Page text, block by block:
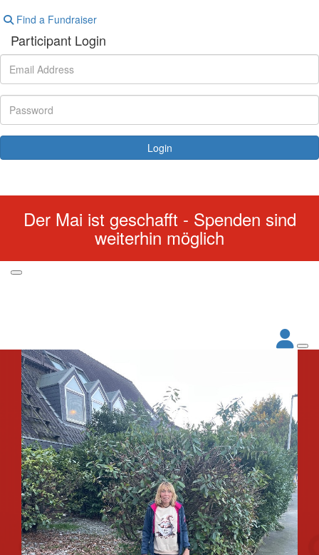
Find a Fundraiser
Participant Login
Login
Der Mai ist geschafft - Spenden sind
weiterhin möglich